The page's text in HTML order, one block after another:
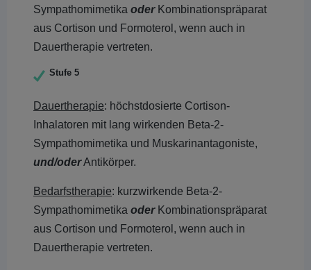
Sympathomimetika oderKombinationspräparat
aus Cortison und Formoterol, wenn auch in
Dauertherapie vertreten.
Stufe 5
Dauertherapie: höchstdosierte Cortison-
Inhalatoren mit lang wirkenden Beta-2-
Sympathomimetika und Muskarinantagoniste,
und/oderAntikörper.
Bedarfstherapie: kurzwirkende Beta-2-
Sympathomimetika oderKombinationspräparat
aus Cortison und Formoterol, wenn auch in
Dauertherapie vertreten.